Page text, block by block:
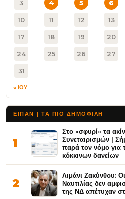
3 4 5 6
10 11 12 13
17 18 19 20
24 25 26 27
31
« ΙΟΥ
ΕΙΠΑΝ | ΤΑ ΠΙΟ ΔΗΜΟΦΙΛΉ
1
Στο «σφυρί» τα
Συνεταιρισμών |
παρά τον νόμο για
κόκκινων δανείων
2
Λιμάνι Ζακύνθου:
Ναυτιλίας δεν
της ΝΔ απέτυχαν